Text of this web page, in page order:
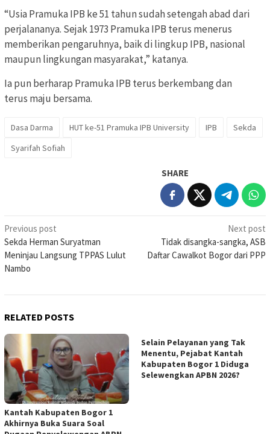
“Usia Pramuka IPB ke 51 tahun sudah setengah abad dari
perjalananya. Sejak 1973 Pramuka IPB terus menerus
memberikan pengaruhnya, baik di lingkup IPB, nasional
maupun lingkungan masyarakat,” katanya.
Ia pun berharap Pramuka IPB terus berkembang dan
terus maju bersama.
Dasa Darma HUT ke-51 Pramuka IPB University IPB
Sekda
Syarifah Sofiah
SHARE
Post
navigation
Previous post
Sekda Herman Suryatman
Meninjau Langsung TPPAS Lulut
Nambo
Next post
Tidak disangka-sangka, ASB
Daftar Cawalkot Bogor dari PPP
RELATED POSTS
Kantah Kabupaten Bogor 1
Akhirnya Buka Suara Soal
Selain Pelayanan yang Tak
Menentu, Pejabat Kantah
Kabupaten Bogor 1 Diduga
Selewengkan APBN 2026?